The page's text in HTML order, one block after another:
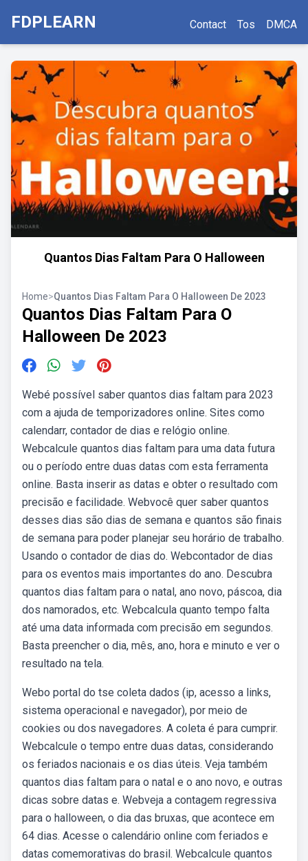
FDPLEARN Contact Tos DMCA
Quantos Dias Faltam Para O Halloween
Home>Quantos Dias Faltam Para O Halloween De 2023
Quantos Dias Faltam Para O
Halloween De 2023
Webé possível saber quantos dias faltam para 2023
com a ajuda de temporizadores online. Sites como
calendarr, contador de dias e relógio online.
Webcalcule quantos dias faltam para uma data futura
ou o período entre duas datas com esta ferramenta
online. Basta inserir as datas e obter o resultado com
precisão e facilidade. Webvocê quer saber quantos
desses dias são dias de semana e quantos são finais
de semana para poder planejar seu horário de trabalho.
Usando o contador de dias do. Webcontador de dias
para os eventos mais importantes do ano. Descubra
quantos dias faltam para o natal, ano novo, páscoa, dia
dos namorados, etc. Webcalcula quanto tempo falta
até uma data informada com precisão em segundos.
Basta preencher o dia, mês, ano, hora e minuto e ver o
resultado na tela.
Webo portal do tse coleta dados (ip, acesso a links,
sistema operacional e navegador), por meio de
cookies ou dos navegadores. A coleta é para cumprir.
Webcalcule o tempo entre duas datas, considerando
os feriados nacionais e os dias úteis. Veja também
quantos dias faltam para o natal e o ano novo, e outras
dicas sobre datas e. Webveja a contagem regressiva
para o halloween, o dia das bruxas, que acontece em
64 dias. Acesse o calendário online com feriados e
datas comemorativas do brasil. Webcalcule quantos